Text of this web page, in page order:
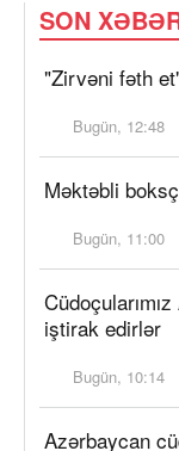
SON
"Zirvəni fəth
Bugün, 12:48
Məktəbli
Bugün, 11:00
iştirak edirlər
Bugün, 10:14
Azərbaycan